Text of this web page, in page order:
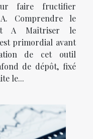
faire fructifier
Comprendre le
A Maîtriser le
primordial avant
de cet outil
de dépôt, fixé
le...